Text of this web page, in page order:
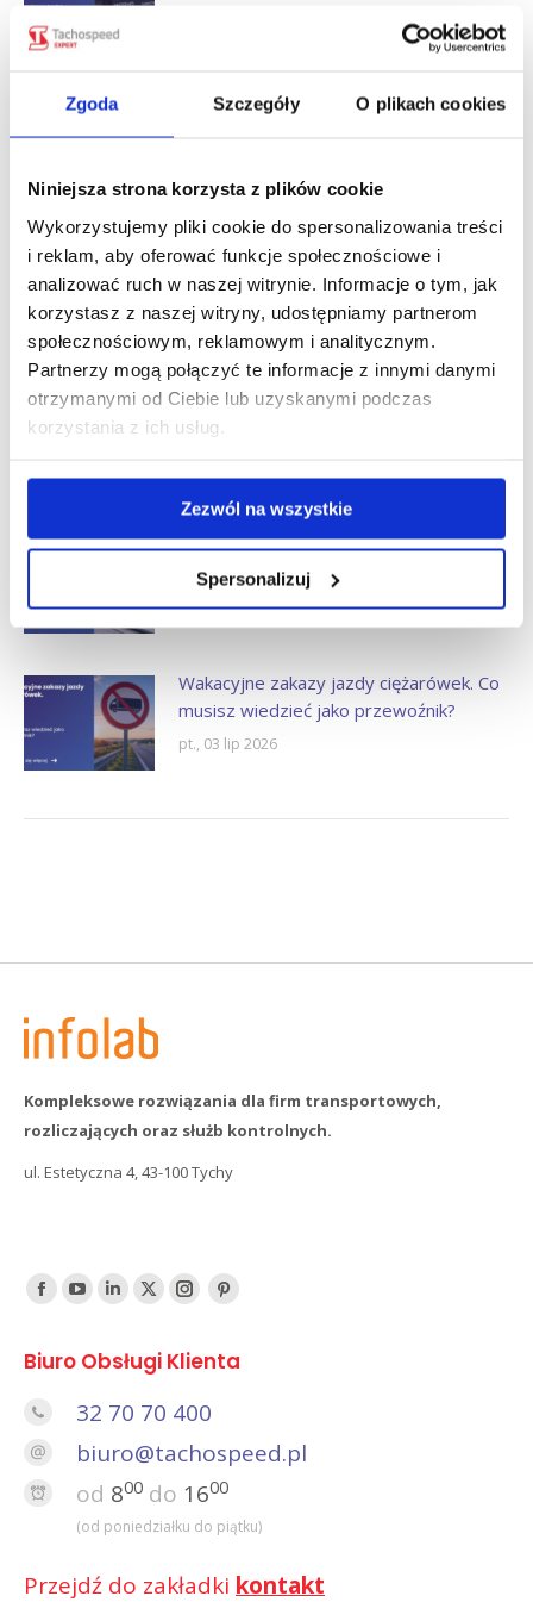
Zgoda Szczegóły O plikach cookies
Niniejsza strona korzysta z plików cookie
Wykorzystujemy pliki cookie do spersonalizowania treści
i reklam, aby oferować funkcje społecznościowe i
analizować ruch w naszej witrynie. Informacje o tym, jak
korzystasz z naszej witryny, udostępniamy partnerom
społecznościowym, reklamowym i analitycznym.
Partnerzy mogą połączyć te informacje z innymi danymi
otrzymanymi od Ciebie lub uzyskanymi podczas
korzystania z ich usług.
Zezwól na wszystkie
Spersonalizuj
Zniesienie opłaty e-TOLL dla pojazdów
pt., 31 lip 2026
Zwrot myta we Włoszech za korki.
Przewoźnik może odzyskać nawet
100% opłaty.
pt., 24 lip 2026
European Labour Authority (ELA)
wyjaśniła nowe obowiązki dla busów w
Kontrole umów cywilnoprawnych po 8
lipca 2026. PIP zapowiada nową jakość.
pt., 10 lip 2026
Wakacyjne zakazy jazdy ciężarówek. Co
musisz wiedzieć jako przewoźnik?
pt., 03 lip 2026
Kompleksowe rozwiązania dla firm transportowych,
rozliczających oraz służb kontrolnych.
ul. Estetyczna 4, 43-100 Tychy
Find us on:
FacebookYouTube
LinkedTwitterInstagramPinterest
Biuro Obsługi Klienta
32 70 70 400
biuro@tachospeed.pl
od 800 do 1600
(od poniedziałku do piątku)
Przejdź do zakładki kontakt